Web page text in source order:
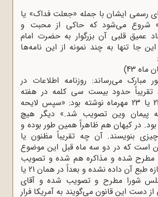
رسمی ایشان با جمله «جعلت فداک» یا
شروع می‌شود که حاکی از محبت و
عمیق قلبی آن بزرگوار به حضرت امام
جا تنها به چند نمونه از این نامه‌ها
می‌رساند: روزنامه اطلاعات در
حدود بیست سی کلمه در هفته
گذشته 21 یا 22 یا 23 مهرماه نوشته بود: «سپس لایحه
به پیمان وین تصویب شد.» دیگر هیچ
در کیهان هم ظاهراً همین طور بوده و
بنویسند. آن چه تقریباً مظنون یا
است که در دو سه ماه قبل این موضوع
شده و مذاکره هم شده و تصویب
نمودند ولی اجازه طبع آن داده نشده و بعداً در همان 21 یا
مجلس شورا مطرح و تصویب شده و آقای
دست این قانون می‌گویند به آمریکا فرار